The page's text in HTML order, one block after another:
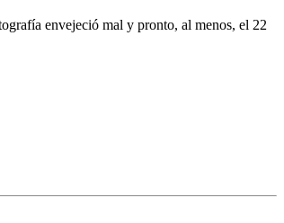
envejeció mal y pronto, al menos, el 22